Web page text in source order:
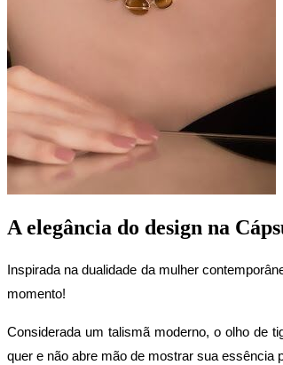
A elegância do design na
Inspirada na dualidade da mulher
momento!
Considerada um talismã moderno, o olho de
quer e não abre mão de mostrar sua essência